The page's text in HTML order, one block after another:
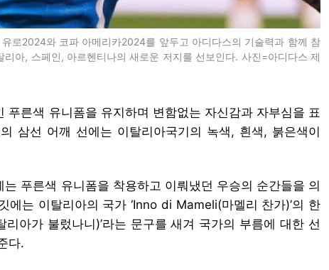
로2024와 코파 아메리카2024를 앞두고 아디다스의 기술력과 함께 참
아, 스페인, 아르헨티나의 새로운 저지를 선보인다. 사진=아디다스 제
푸른색 유니폼을 유지하며 변함없는 자신감과 자부심을 표
삼선 어깨 선에는 이탈리아국기의 녹색, 흰색, 붉은색이
푸른색 유니폼을 착용하고 이뤄냈던 우승의 순간들을 의
에는 이탈리아의 국가 ‘Inno di Mameli(마멜리 찬가)’의 한
리아가 불렀나니)’라는 문구를 새겨 국가의 부름에 대한 선
다.